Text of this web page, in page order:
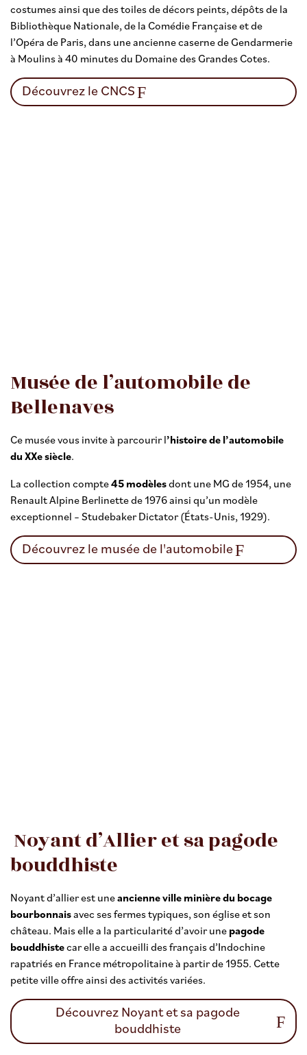
costumes ainsi que des toiles de décors peints, dépôts de la
Bibliothèque Nationale, de la Comédie Française et de
l’Opéra de Paris, dans une ancienne caserne de Gendarmerie
à Moulins à 40 minutes du Domaine des Grandes Cotes.
Découvrez le CNCS
Musée de l’automobile de
Bellenaves
Ce musée vous invite à parcourir l’histoire de l’automobile
du XXe siècle.
La collection compte45 modèlesdont une MG de 1954, une
Renault Alpine Berlinette de 1976 ainsi qu’un modèle
exceptionnel – Studebaker Dictator (États-Unis, 1929).
Découvrez le musée de l'automobile
Noyant d’Allier et sa pagode
bouddhiste
Noyant d’allier est uneancienne ville minière du bocage
bourbonnaisavec ses fermes typiques, son église et son
château. Mais elle a la particularité d’avoir une pagode
bouddhistecar elle a accueilli des français d’Indochine
rapatriés en France métropolitaine à partir de 1955. Cette
petite ville offre ainsi des activités variées.
Découvrez Noyant et sa pagode
bouddhiste